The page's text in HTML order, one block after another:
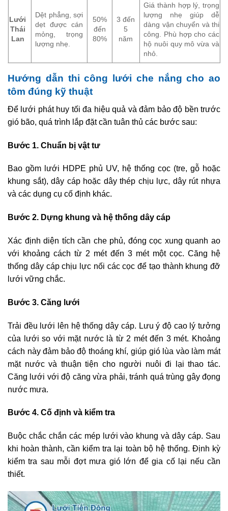
Lưới
Thái
Lan
Dệt phẳng, sợi
dẹt được cán
mỏng, trọng
lượng nhẹ.
50%
đến
80%
3 đến
5
năm
Giá thành hợp lý, trọng
lượng nhẹ giúp dễ
dàng vận chuyển và thi
công. Phù hợp cho các
hộ nuôi quy mô vừa và
nhỏ.
Hướng dẫn thi công lưới che nắng cho ao
tôm đúng kỹ thuật
Để lưới phát huy tối đa hiệu quả và đảm bảo độ bền trước
gió bão, quá trình lắp đặt cần tuân thủ các bước sau:
Bước 1. Chuẩn bị vật tư
Bao gồm lưới HDPE phủ UV, hệ thống cọc (tre, gỗ hoặc
khung sắt), dây cáp hoặc dây thép chịu lực, dây rút nhựa
và các dụng cụ cố định khác.
Bước 2. Dựng khung và hệ thống dây cáp
Xác định diện tích cần che phủ, đóng cọc xung quanh ao
với khoảng cách từ 2 mét đến 3 mét một cọc. Căng hệ
thống dây cáp chịu lực nối các cọc để tạo thành khung đỡ
lưới vững chắc.
Bước 3. Căng lưới
Trải đều lưới lên hệ thống dây cáp. Lưu ý độ cao lý tưởng
của lưới so với mặt nước là từ 2 mét đến 3 mét. Khoảng
cách này đảm bảo độ thoáng khí, giúp gió lùa vào làm mát
mặt nước và thuận tiện cho người nuôi đi lại thao tác.
Căng lưới với độ căng vừa phải, tránh quá trùng gây đọng
nước mưa.
Bước 4. Cố định và kiểm tra
Buộc chắc chắn các mép lưới vào khung và dây cáp. Sau
khi hoàn thành, cần kiểm tra lại toàn bộ hệ thống. Định kỳ
kiểm tra sau mỗi đợt mưa gió lớn để gia cố lại nếu cần
thiết.